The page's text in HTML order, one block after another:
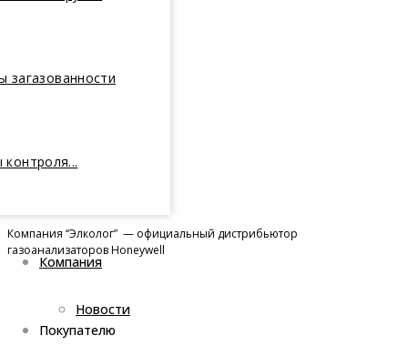
загазованности
Компания “Элколог” — официальный дистрибьютор
газоанализаторов Honeywell
Компания
Новости
Покупателю